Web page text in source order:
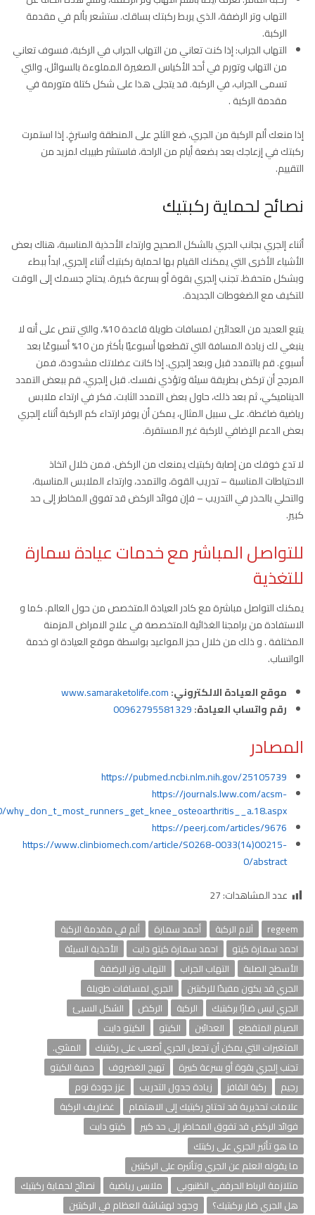
التهاب وتر الرضفة، الذي يربط ركبتك بساقك. ستشعر بألم في مقدمة
الركبة.
التهاب الجراب: إذا كنت تعاني من التهاب الجراب في الركبة، فسوف تعاني
من التهاب وتورم في أحد الأكياس الصغيرة المملوءة بالسوائل، والتي
تسمى الجراب، في الركبة. قد يتجلى هذا على شكل كتلة متورمة في
مقدمة الركبة .
إذا منعك ألم الركبة من الجري، ضع الثلج على المنطقة واسترخِ. إذا استمرت
ركبتك في إزعاجك بعد بضعة أيام من الراحة، فاستشر طبيبك لمزيد من
التقييم.
نصائح لحماية ركبتيك
أثناء إلجري بجانب الجري بالشكل الصحيح وارتداء الأحذية المناسبة، هناك بعض
الأشياء الأخرى التي يمكنك القيام بها لحماية ركبتيك أثناء إلجري, ابدأ ببطء
وبشكل متحفظ. تجنب إلجري بقوة أو بسرعة كبيرة. يحتاج جسمك إلى الوقت
للتكيف مع الضغوطات الجديدة.
يتبع العديد من العدائين لمسافات طويلة قاعدة 10%، والتي تنص على أنه لا
ينبغي لك زيادة المسافة التي تقطعها أسبوعيًا بأكثر من 10% أسبوعًا بعد
أسبوع. قم بالتمدد قبل وبعد إلجري. إذا كانت عضلاتك مشدودة، فمن
المرجح أن تركض بطريقة سيئة وتؤذي نفسك. قبل إلجري، قم ببعض التمدد
الديناميكي، ثم بعد ذلك، حاول بعض التمدد الثابت. فكر في ارتداء ملابس
رياضية ضاغطة. على سبيل المثال، يمكن أن يوفر ارتداء كم الركبة أثناء إلجري
بعض الدعم الإضافي للركبة غير المستقرة.
لا تدع خوفك من إصابة ركبتيك يمنعك من الركض. فمن خلال اتخاذ
الاحتياطات المناسبة – تدريب القوة، والتمدد، وارتداء الملابس المناسبة،
والتحلي بالحذر في التدريب – فإن فوائد الركض قد تفوق المخاطر إلى حد
كبير.
للتواصل المباشر مع خدمات عيادة سمارة
للتغذية
يمكنك التواصل مباشرة مع كادر العيادة المتخصص من حول العالم. كما و
الاستفادة من برامجنا الغذائية المتخصصة في علاج الامراض المزمنة
المختلفة . و ذلك من خلال حجز المواعيد بواسطة موقع العيادة او خدمة
الواتساب.
موقع العيادة الالكتروني:www.samaraketolife.com
رقم واتساب العيادة:00962795581329
المصادر
https://pubmed.ncbi.nlm.nih.gov/25105739
https://journals.lww.com/acsm-
https://peerj.com/articles/9676
https://www.clinbiomech.com/article/S0268-0033(14)00215-
0/abstract
عدد المشاهدات:27
regeem آلام الركبة أحمد سمارة
ألم في مقدمة الركبة
احمد سمارة كيتو
احمد سمارة كيتو دايت
الأحذية السيئة
الأسطح الصلبة
التهاب الجراب
التهاب وتر الرضفة
الجري قد يكون مفيدًا للركبتين
الجري لمسافات طويلة
الجري ليس ضارًا بركبتيك
الركبة الركض
الشكل السيئ
الصيام المتقطع
العدائين الكيتو
الكيتو دايت
المتغيرات التي يمكن أن تجعل الجري أصعب على ركبتيك
المشي.
تجنب إلجري بقوة أو بسرعة كبيرة
تهيج الغضروف
حمية الكيتو
رجيم
ركبة القافز زيادة جدول التدريب
عزز جودة نوم
علامات تحذيرية قد تحتاج ركبتيك إلى الاهتمام
غضاريف الركبة
فوائد الركض قد تفوق المخاطر إلى حد كبير
كيتو دايت
ما هو تأثير الجري على ركبتك
ما يقوله العلم عن الجري وتأثيره على الركبتين
متلازمة الرباط الحرقفي الظنبوبي
ملابس رياضية
نصائح لحماية ركبتيك
هل الجري ضار بركبتيك؟
وجود لهشاشة العظام في الركبتين